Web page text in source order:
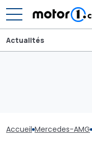
Actualités
Accueil Mercedes-AMG